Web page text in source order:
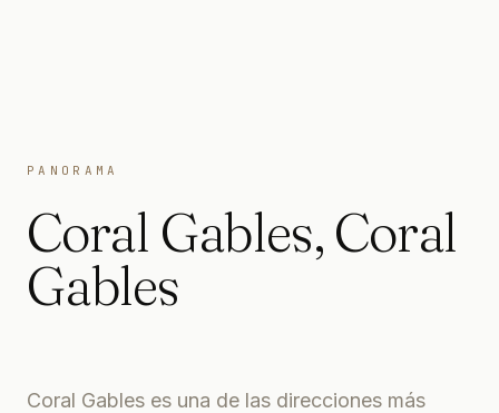
PANORAMA
Coral Gables, Coral
Gables
Coral Gables es una de las direcciones más